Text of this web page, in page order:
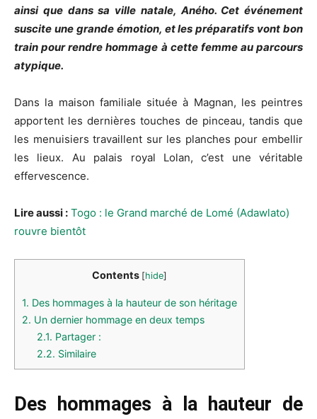
ainsi que dans sa ville natale, Aného. Cet événement
suscite une grande émotion, et les préparatifs vont bon
train pour rendre hommage à cette femme au parcours
atypique.
Dans la maison familiale située à Magnan, les peintres
apportent les dernières touches de pinceau, tandis que
les menuisiers travaillent sur les planches pour embellir
les lieux. Au palais royal Lolan, c’est une véritable
effervescence.
Lire aussi : Togo : le Grand marché de Lomé (Adawlato)
rouvre bientôt
Contents [hide]
1. Des hommages à la hauteur de son héritage
2. Un dernier hommage en deux temps
2.1. Partager :
2.2. Similaire
Des hommages à la hauteur de